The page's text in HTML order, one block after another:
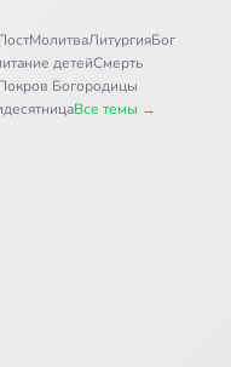
МолитваЛитургияБог
детейСмерть
Богородицы
Все темы →